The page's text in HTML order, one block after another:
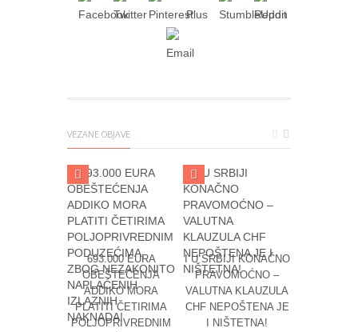
VEZANE OBJAVE
693.000 EURA
OBEŠTEĆENJA
ADDIKO MORA
PLATITI ČETIRIMA
POLJOPRIVREDNIM
I U SRBIJI KONAČNO
PRAVOMOĆNO –
VALUTNA KLAUZULA
CHF NEPOŠTENA JE
I NIŠTETNA!